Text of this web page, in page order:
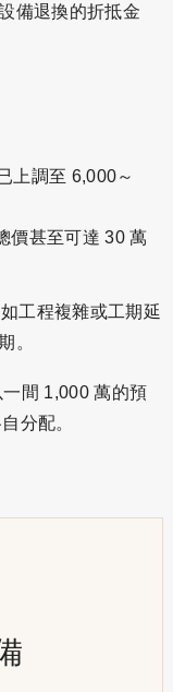
備退換的折抵金
上調至 6,000～
價甚至可達 30 萬
工程複雜或工期延
。
間 1,000 萬的預
分配。